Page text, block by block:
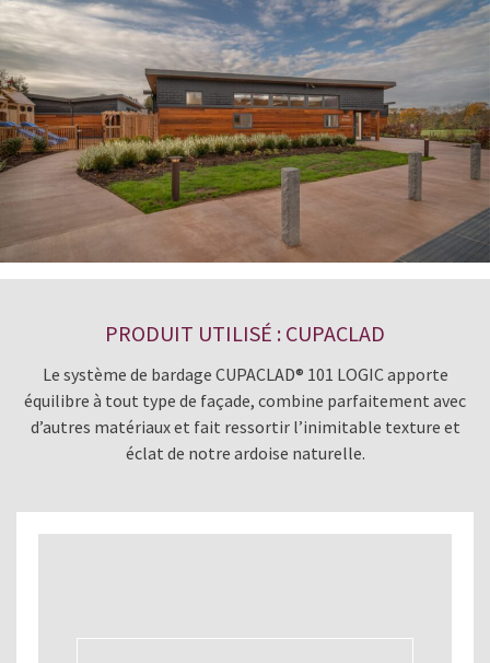
PRODUIT UTILISÉ : CUPACLAD
Le système de bardage CUPACLAD® 101 LOGIC apporte
équilibre à tout type de façade, combine parfaitement avec
d’autres matériaux et fait ressortir l’inimitable texture et
éclat de notre ardoise naturelle.